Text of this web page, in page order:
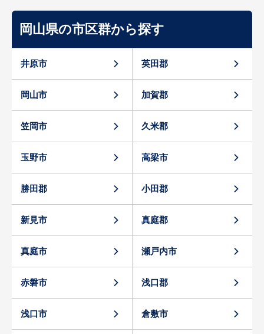
岡山県の市区群から探す
井原市 英田郡
岡山市 加賀郡
笠岡市 久米郡
玉野市 高梁市
勝田郡 小田郡
新見市 真庭郡
真庭市 瀬戸内市
赤磐市 浅口郡
浅口市 倉敷市